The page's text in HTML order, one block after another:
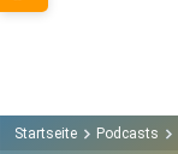
Startseite Podcasts